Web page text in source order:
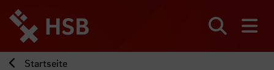
zum
Seiteninhalt
springen
Startseite